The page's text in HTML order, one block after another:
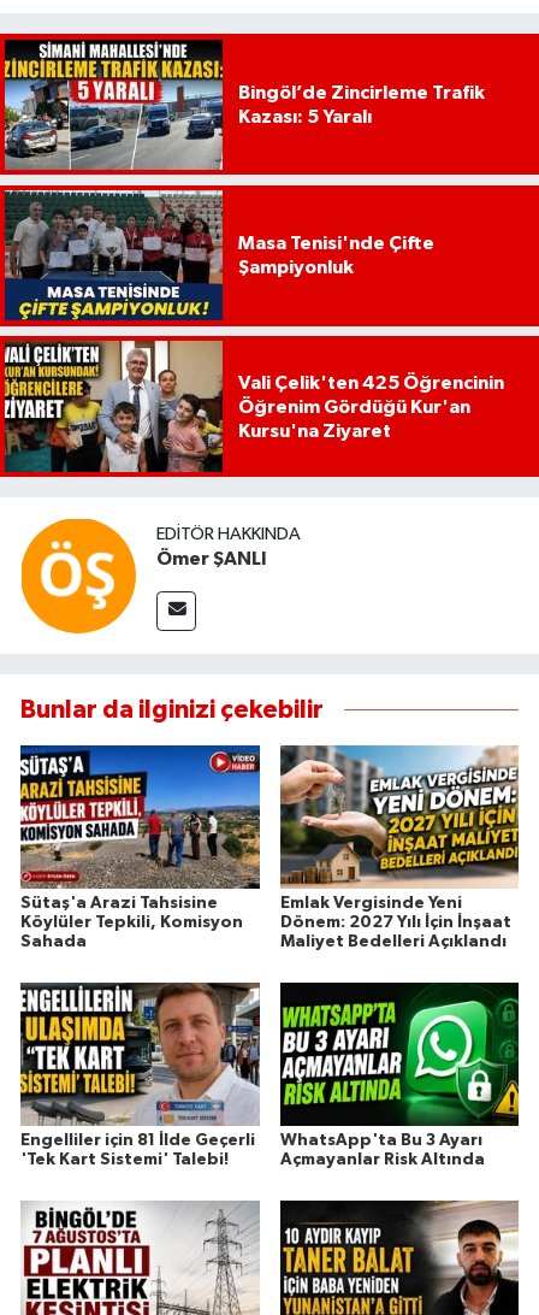
Bingöl’de Zincirleme Trafik
Kazası: 5 Yaralı
Masa Tenisi'nde Çifte
Şampiyonluk
Vali Çelik'ten 425 Öğrencinin
Öğrenim Gördüğü Kur'an
Kursu'na Ziyaret
EDITÖR HAKKINDA
Ömer ŞANLI
Bunlar da ilginizi çekebilir
Sütaş'a Arazi Tahsisine
Köylüler Tepkili, Komisyon
Sahada
Emlak Vergisinde Yeni
Dönem: 2027 Yılı İçin İnşaat
Maliyet Bedelleri Açıklandı
Engelliler için 81 İlde Geçerli
'Tek Kart Sistemi' Talebi!
WhatsApp'ta Bu 3 Ayarı
Açmayanlar Risk Altında